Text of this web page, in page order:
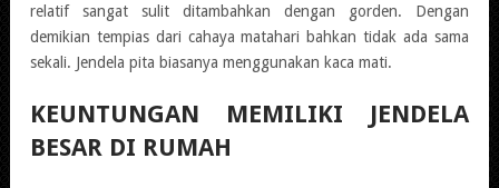
relatif sangat sulit ditambahkan dengan gorden. Dengan
demikian tempias dari cahaya matahari bahkan tidak ada sama
sekali. Jendela pita biasanya menggunakan kaca mati.
KEUNTUNGAN MEMILIKI JENDELA
BESAR DI RUMAH